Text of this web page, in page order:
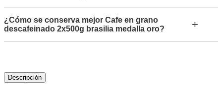
¿Cómo se conserva mejor Cafe en grano
descafeinado 2x500g brasilia medalla oro?
+
Descripción